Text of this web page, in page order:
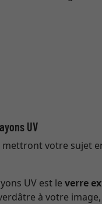
UV
votre sujet
UV est leverre
à votre